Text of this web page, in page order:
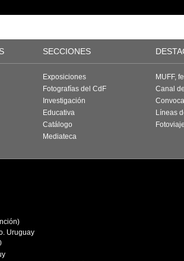
SECCIONES
Exposiciones
Fotografías del CdF
Investigación
Educativa
Catálogo
Mediateca
MUFF,
Canal
Líneas
Uruguay